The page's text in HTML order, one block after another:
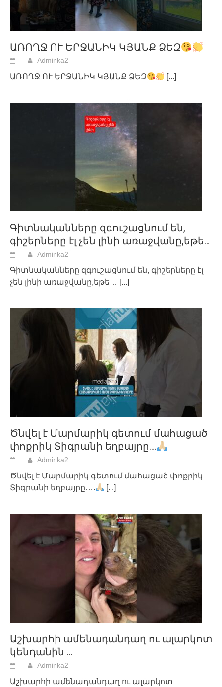
ԱՌՈՂՋ ՈՒ ԵՐՋԱՆԻԿ ԿՅԱՆՔ ՁԵԶ
Adminka2
ԱՌՈՂՋ ՈՒ ԵՐՋԱՆԻԿ ԿՅԱՆՔ ՁԵԶ [...]
Գիտնականները զգուշացնում են,
գիշերները էլ չեն լինի առաջվանը,եթե…
Adminka2
Գիտնականները զգուշացնում են, գիշերները էլ
չեն լինի առաջվանը,եթե… [...]
Ծնվել է Մարմարիկ գետում մահացած
փոքրիկ Տիգրանի եղբայրը….
Adminka2
Ծնվել է Մարմարիկ գետում մահացած փոքրիկ
Տիգրանի եղբայրը….
[...]
Աշխարհի ամենադանդաղ ու ալարկոտ
կենդանին …
Adminka2
Աշխարհի ամենադանդաղ ու ալարկոտ